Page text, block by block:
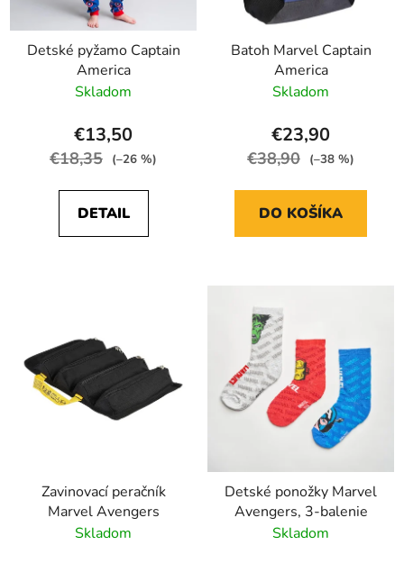
Detské pyžamo Captain
America
Skladom
€13,50
€18,35 (–26 %)
DETAIL
Batoh Marvel Captain
America
Skladom
€23,90
€38,90 (–38 %)
DO KOŠÍKA
Zavinovací peračník
Marvel Avengers
Skladom
Detské ponožky Marvel
Avengers, 3-balenie
Skladom